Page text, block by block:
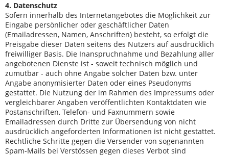
4. Datenschutz
Sofern innerhalb des Internetangebotes die Möglichkeit zur
Eingabe persönlicher oder geschäftlicher Daten
(Emailadressen, Namen, Anschriften) besteht, so erfolgt die
Preisgabe dieser Daten seitens des Nutzers auf ausdrücklich
freiwilliger Basis. Die Inanspruchnahme und Bezahlung aller
angebotenen Dienste ist - soweit technisch möglich und
zumutbar - auch ohne Angabe solcher Daten bzw. unter
Angabe anonymisierter Daten oder eines Pseudonyms
gestattet. Die Nutzung der im Rahmen des Impressums oder
vergleichbarer Angaben veröffentlichten Kontaktdaten wie
Postanschriften, Telefon- und Faxnummern sowie
Emailadressen durch Dritte zur Übersendung von nicht
ausdrücklich angeforderten Informationen ist nicht gestattet.
Rechtliche Schritte gegen die Versender von sogenannten
Spam-Mails bei Verstössen gegen dieses Verbot sind